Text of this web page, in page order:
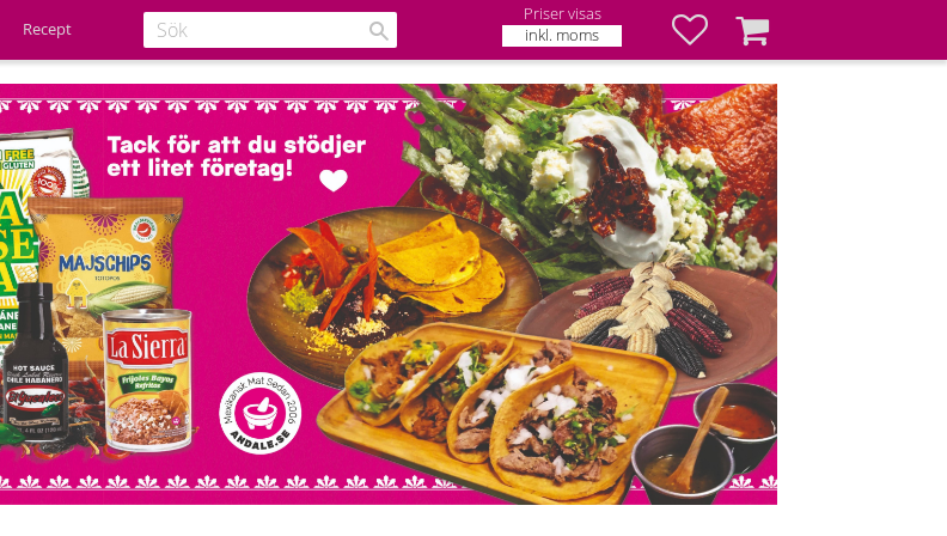
Recept
Priser visas
inkl. moms
Favoriter
Kundvagn